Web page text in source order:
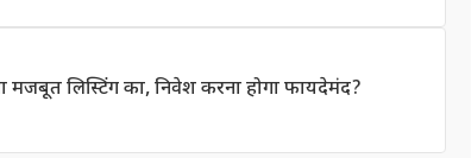
मजबूत लिस्टिंग का, निवेश करना होगा फायदेमंद?